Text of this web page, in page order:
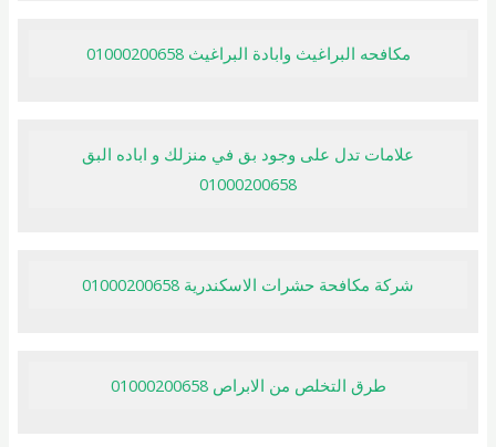
مكافحه البراغيث وابادة البراغيث 01000200658
علامات تدل على وجود بق في منزلك و اباده البق
01000200658
شركة مكافحة حشرات الاسكندرية 01000200658
طرق التخلص من الابراص 01000200658